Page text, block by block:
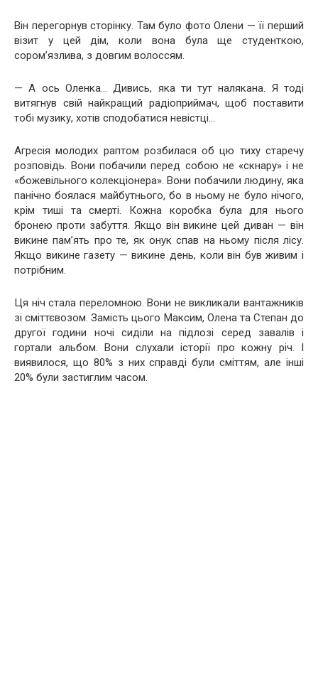
Він перегорнув сторінку. Там було фото Олени — її перший
візит у цей дім, коли вона була ще студенткою,
сором’язлива, з довгим волоссям.
— А ось Оленка… Дивись, яка ти тут налякана. Я тоді
витягнув свій найкращий радіоприймач, щоб поставити
тобі музику, хотів сподобатися невістці…
Агресія молодих раптом розбилася об цю тиху старечу
розповідь. Вони побачили перед собою не «скнару» і не
«божевільного колекціонера». Вони побачили людину, яка
панічно боялася майбутнього, бо в ньому не було нічого,
крім тиші та смерті. Кожна коробка була для нього
бронею проти забуття. Якщо він викине цей диван — він
викине пам’ять про те, як онук спав на ньому після лісу.
Якщо викине газету — викине день, коли він був живим і
потрібним.
Ця ніч стала переломною. Вони не викликали вантажників
зі сміттєвозом. Замість цього Максим, Олена та Степан до
другої години ночі сиділи на підлозі серед завалів і
гортали альбом. Вони слухали історії про кожну річ. І
виявилося, що 80% з них справді були сміттям, але інші
20% були застиглим часом.